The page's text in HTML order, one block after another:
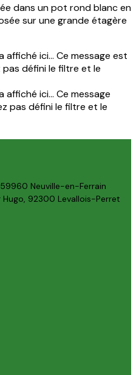
dans un pot rond blanc en
sur une grande étagère
ici... Ce message est
défini le filtre et le
ici... Ce message
pas défini le filtre et le
Neuville-en-Ferrain
92300 Levallois-Perret